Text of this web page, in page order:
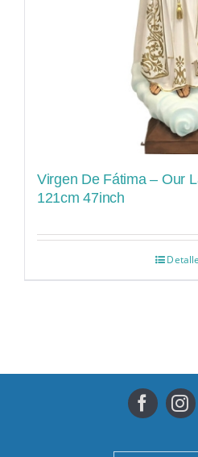
Virgen De Fátima – Our
121cm 47inch